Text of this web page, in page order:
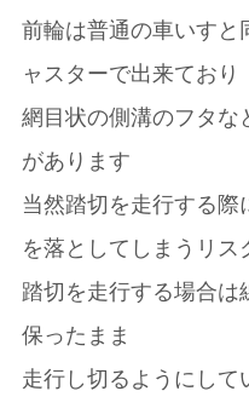
前輪は普通の車いすと
ャスターで出来ており
網目状の側溝のフタな
があります
当然踏切を走行する際
を落としてしまうリス
踏切を走行する場合は
保ったまま
走行し切るようにして